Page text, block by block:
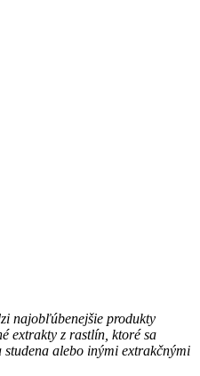
najobľúbenejšie produkty
extrakty z rastlín, ktoré sa
alebo inými extrakčnými